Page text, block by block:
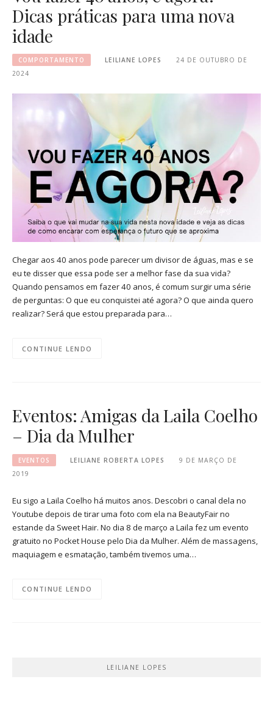
Dicas práticas para uma nova
idade
COMPORTAMENTO LEILIANE LOPES
24 DE OUTUBRO DE
2024
Chegar aos 40 anos pode parecer um divisor de águas, mas e se
eu te disser que essa pode ser a melhor fase da sua vida?
Quando pensamos em fazer 40 anos, é comum surgir uma série
de perguntas: O que eu conquistei até agora? O que ainda quero
realizar? Será que estou preparada para…
CONTINUE LENDO
Eventos: Amigas da Laila Coelho
– Dia da Mulher
EVENTOS LEILIANE ROBERTA LOPES
9 DE MARÇO DE
2019
Eu sigo a Laila Coelho há muitos anos. Descobri o canal dela no
Youtube depois de tirar uma foto com ela na BeautyFair no
estande da Sweet Hair. No dia 8 de março a Laila fez um evento
gratuito no Pocket House pelo Dia da Mulher. Além de massagens,
maquiagem e esmatação, também tivemos uma…
CONTINUE LENDO
LEILIANE LOPES